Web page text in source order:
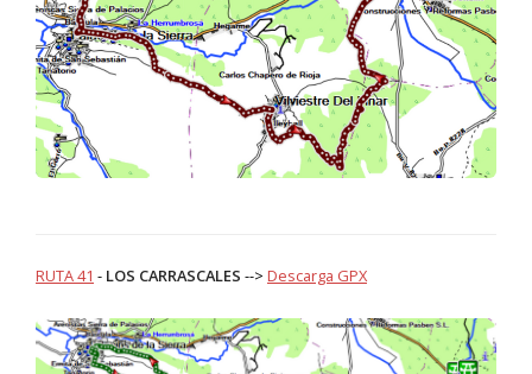
RUTA 41 - LOS CARRASCALES --> Descarga GPX